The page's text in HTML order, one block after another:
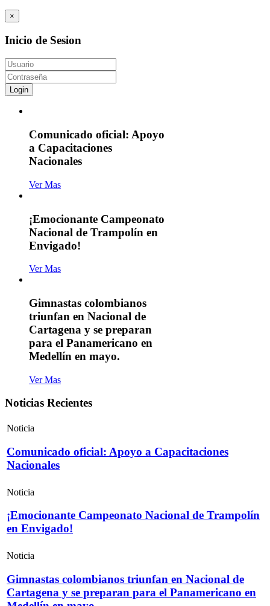
×
Inicio de Sesion
Login
Comunicado oficial: Apoyo
a Capacitaciones
Nacionales
Ver Mas
¡Emocionante Campeonato
Nacional de Trampolín en
Envigado!
Ver Mas
Gimnastas colombianos
triunfan en Nacional de
Cartagena y se preparan
para el Panamericano en
Medellín en mayo.
Ver Mas
Noticias Recientes
Noticia
Comunicado oficial: Apoyo a Capacitaciones
Nacionales
Noticia
¡Emocionante Campeonato Nacional de Trampolín
en Envigado!
Noticia
Gimnastas colombianos triunfan en Nacional de
Cartagena y se preparan para el Panamericano en